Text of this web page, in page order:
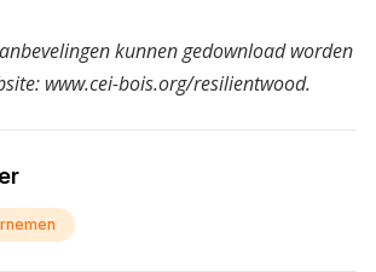
kunnen gedownload worden
www.cei-bois.org/resilientwood.